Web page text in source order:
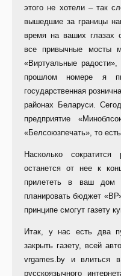
этого не хотели – так
вышедшие за границы
время на ваших глазах
все привычные мосты
«Виртуальные
прошлом номере я
государственная
районах Беларуси.
предприятие
«Белсоюзпечать», то
Насколько
останется от нее к
прилететь в ваш
планировать бюджет
принципе смогут газету
Итак, у нас есть два
закрыть газету, всей
vrgames.by и влиться
русскоязычного